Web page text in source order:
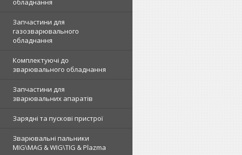
обладнання
Запчастини для
газозварювального
обладнання
Комплектуючі до
зварювального обладнання
Запчастини для
зварювальних апаратів
Зарядні та пускові пристрої
Зварювальні пальники
MIG\MAG & WIG\TIG & Plazma